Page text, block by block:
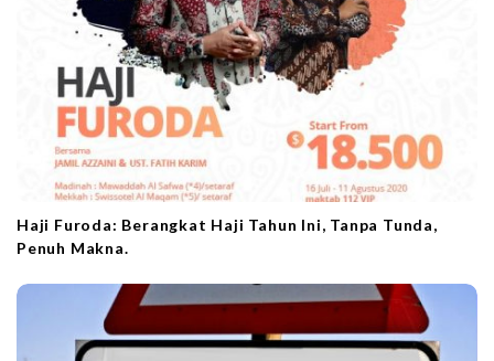
Haji Furoda: Berangkat Haji Tahun Ini, Tanpa Tunda,
Penuh Makna.